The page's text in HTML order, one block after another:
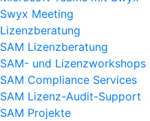
Swyx Meeting
Lizenzberatung
SAM Lizenzberatung
SAM- und Lizenzworkshops
SAM Compliance Services
SAM Lizenz-Audit-Support
SAM Projekte